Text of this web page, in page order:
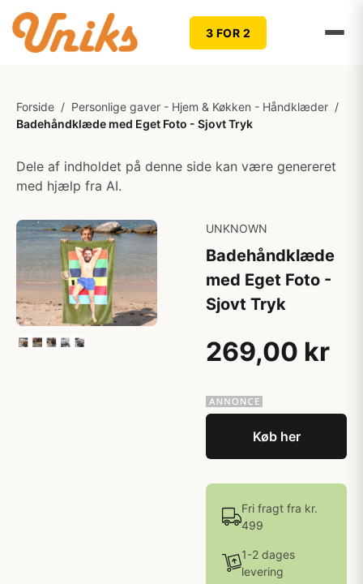
3 FOR 2
Forside / Personlige gaver - Hjem & Køkken - Håndklæder /
Badehåndklæde med Eget Foto - Sjovt Tryk
Dele af indholdet på denne side kan være genereret
med hjælp fra AI.
UNKNOWN
Badehåndklæde
med Eget Foto -
Sjovt Tryk
269,00 kr
Køb her
Fri fragt fra kr.
499
1-2 dages
levering